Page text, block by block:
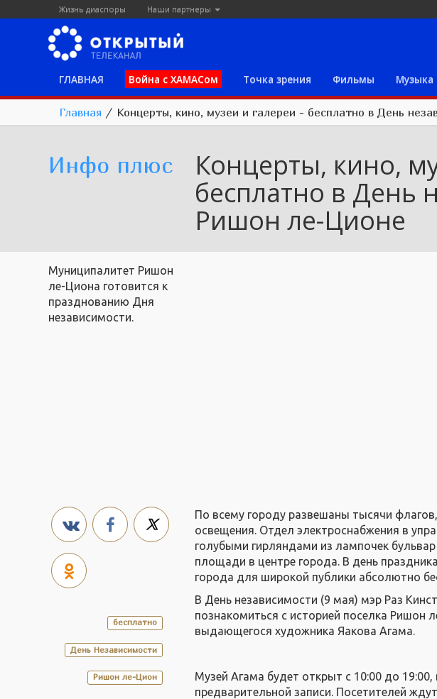
Жизнь диаспоры Наши партнеры
ГЛАВНАЯ Война с ХАМАСом Точка зрения Фильмы Музыка
Главная / Концерты, кино, музеи и галереи - бесплатно в День
Инфо плюс Концерты, кино,
бесплатно в День
Ришон ле-Ционе
Муниципалитет Ришон
ле-Циона готовится к
празднованию Дня
независимости.
бесплатно
День Независимости
Ришон ле-Цион
По всему городу развешаны тысячи
освещения. Отдел электроснабжения в
голубыми гирляндами из лампочек
площади в центре города. В день
города для широкой публики абсолютно
В День независимости (9 мая) мэр Раз
познакомиться с историей поселка Ришон
выдающегося художника Яакова Агама.
Музей Агама будет открыт с 10:00 до
предварительной записи. Посетителей